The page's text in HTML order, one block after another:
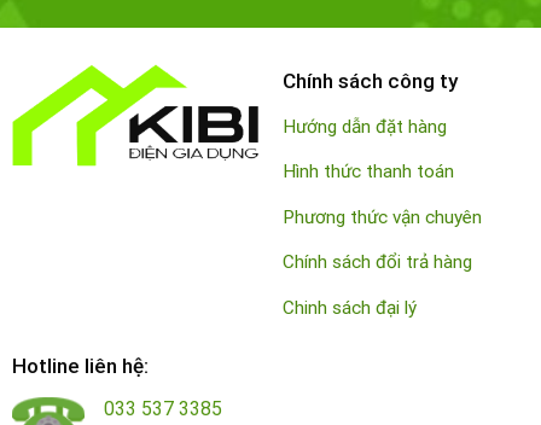
Chính sách công ty
Hướng dẫn đặt hàng
Hình thức thanh toán
Phương thức vận chuyên
Chính sách đổi trả hàng
Chinh sách đại lý
Hotline liên hệ:
033 537 3385